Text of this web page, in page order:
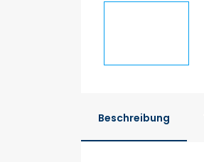
Beschreibung